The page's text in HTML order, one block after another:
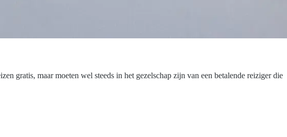
gratis, maar moeten wel steeds in het gezelschap zijn van een betalende reiziger die